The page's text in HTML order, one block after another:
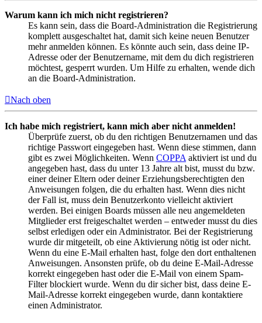
Warum kann ich mich nicht registrieren?
Es kann sein, dass die Board-Administration die Registrierung
komplett ausgeschaltet hat, damit sich keine neuen Benutzer
mehr anmelden können. Es könnte auch sein, dass deine IP-
Adresse oder der Benutzername, mit dem du dich registrieren
möchtest, gesperrt wurden. Um Hilfe zu erhalten, wende dich
an die Board-Administration.
Nach oben
Ich habe mich registriert, kann mich aber nicht anmelden!
Überprüfe zuerst, ob du den richtigen Benutzernamen und das
richtige Passwort eingegeben hast. Wenn diese stimmen, dann
gibt es zwei Möglichkeiten. Wenn COPPA aktiviert ist und du
angegeben hast, dass du unter 13 Jahre alt bist, musst du bzw.
einer deiner Eltern oder deiner Erziehungsberechtigten den
Anweisungen folgen, die du erhalten hast. Wenn dies nicht
der Fall ist, muss dein Benutzerkonto vielleicht aktiviert
werden. Bei einigen Boards müssen alle neu angemeldeten
Mitglieder erst freigeschaltet werden – entweder musst du dies
selbst erledigen oder ein Administrator. Bei der Registrierung
wurde dir mitgeteilt, ob eine Aktivierung nötig ist oder nicht.
Wenn du eine E-Mail erhalten hast, folge den dort enthaltenen
Anweisungen. Ansonsten prüfe, ob du deine E-Mail-Adresse
korrekt eingegeben hast oder die E-Mail von einem Spam-
Filter blockiert wurde. Wenn du dir sicher bist, dass deine E-
Mail-Adresse korrekt eingegeben wurde, dann kontaktiere
einen Administrator.